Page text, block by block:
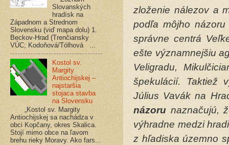
zloženie nálezov a
podľa môjho
správne centrá
ešte významnejšiu
Veligradu,
špekulácií. Taktiež
Július Vavák na
názoru naznačujú,
výhradne medzi
z hľadiska územno
Slovanských
hradísk na
Západnom a Strednom
Slovensku (viď mapa dolu) 1.
Beckov-Hrad (Trenčiansky
VÚC; Kodoňová/Tólhová ...
Kostol sv.
Margity
Antiochijskej –
najstaršia
stojaca stavba
na Slovensku
„Kostol sv. Margity
Antiochijskej sa nachádza v
obci Kopčany, okres Skalica.
Stojí mimo obce na ľavom
brehu rieky Moravy. Ako fars...